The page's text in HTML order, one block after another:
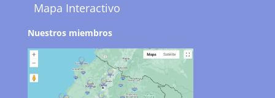
Mapa Interactivo
Nuestros miembros